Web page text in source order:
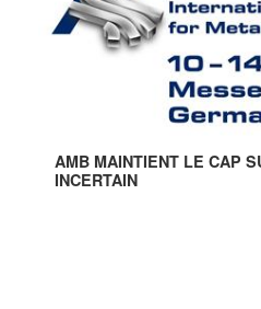
AMB MAINTIENT LE CAP
INCERTAIN